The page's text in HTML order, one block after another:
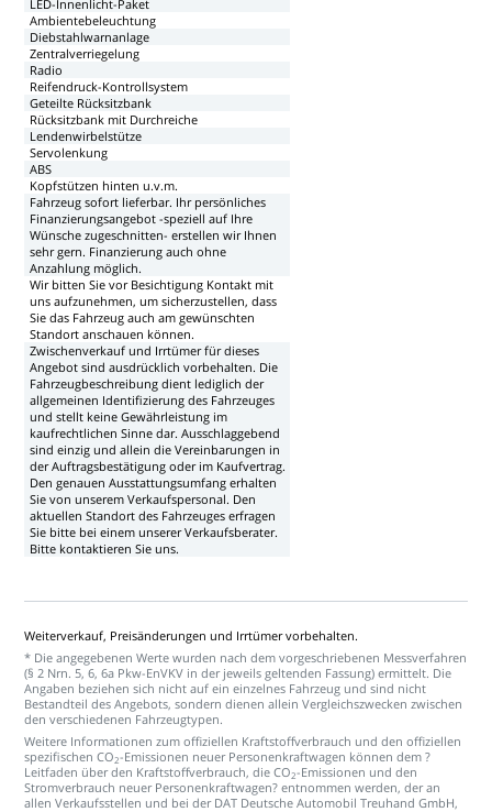
LED-Innenlicht-Paket
Ambientebeleuchtung
Diebstahlwarnanlage
Zentralverriegelung
Radio
Reifendruck-Kontrollsystem
Geteilte Rücksitzbank
Rücksitzbank mit Durchreiche
Lendenwirbelstütze
Servolenkung
ABS
Kopfstützen hinten u.v.m.
Fahrzeug sofort lieferbar. Ihr persönliches
Finanzierungsangebot -speziell auf Ihre
Wünsche zugeschnitten- erstellen wir Ihnen
sehr gern. Finanzierung auch ohne
Anzahlung möglich.
Wir bitten Sie vor Besichtigung Kontakt mit
uns aufzunehmen, um sicherzustellen, dass
Sie das Fahrzeug auch am gewünschten
Standort anschauen können.
Zwischenverkauf und Irrtümer für dieses
Angebot sind ausdrücklich vorbehalten. Die
Fahrzeugbeschreibung dient lediglich der
allgemeinen Identifizierung des Fahrzeuges
und stellt keine Gewährleistung im
kaufrechtlichen Sinne dar. Ausschlaggebend
sind einzig und allein die Vereinbarungen in
der Auftragsbestätigung oder im Kaufvertrag.
Den genauen Ausstattungsumfang erhalten
Sie von unserem Verkaufspersonal. Den
aktuellen Standort des Fahrzeuges erfragen
Sie bitte bei einem unserer Verkaufsberater.
Bitte kontaktieren Sie uns.
Weiterverkauf, Preisänderungen und Irrtümer vorbehalten.
* Die angegebenen Werte wurden nach dem vorgeschriebenen Messverfahren
(§ 2 Nrn. 5, 6, 6a Pkw-EnVKV in der jeweils geltenden Fassung) ermittelt. Die
Angaben beziehen sich nicht auf ein einzelnes Fahrzeug und sind nicht
Bestandteil des Angebots, sondern dienen allein Vergleichszwecken zwischen
den verschiedenen Fahrzeugtypen.
Weitere Informationen zum offiziellen Kraftstoffverbrauch und den offiziellen
spezifischen CO2-Emissionen neuer Personenkraftwagen können dem ?
Leitfaden über den Kraftstoffverbrauch, die CO2-Emissionen und den
Stromverbrauch neuer Personenkraftwagen? entnommen werden, der an
allen Verkaufsstellen und bei der DAT Deutsche Automobil Treuhand GmbH,